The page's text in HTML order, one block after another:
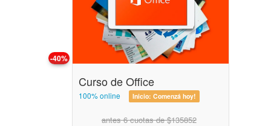
-40%
Curso de Office
100% online Inicio: Comenzá hoy!
antes 6 cuotas de $135852